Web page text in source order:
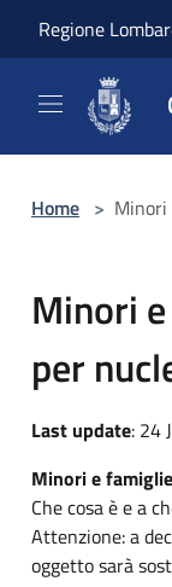
Regione
Home > Minori
Minori
per
Last update: 24
Minori e
Che cosa è e a
Attenzione: a
oggetto sarà